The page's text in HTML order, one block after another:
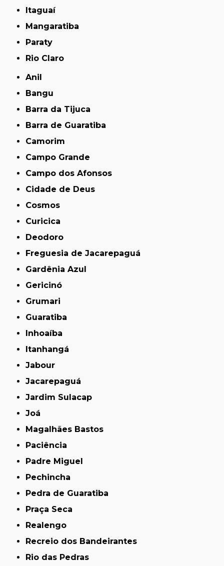
Itaguaí
Mangaratiba
Paraty
Rio Claro
Anil
Bangu
Barra da Tijuca
Barra de Guaratiba
Camorim
Campo Grande
Campo dos Afonsos
Cidade de Deus
Cosmos
Curicica
Deodoro
Freguesia de Jacarepaguá
Gardênia Azul
Gericinó
Grumari
Guaratiba
Inhoaíba
Itanhangá
Jabour
Jacarepaguá
Jardim Sulacap
Joá
Magalhães Bastos
Paciência
Padre Miguel
Pechincha
Pedra de Guaratiba
Praça Seca
Realengo
Recreio dos Bandeirantes
Rio das Pedras